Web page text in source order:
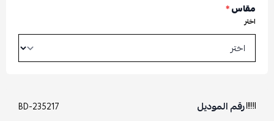
مقاس*
اختر
رقم الموديل BD-235217